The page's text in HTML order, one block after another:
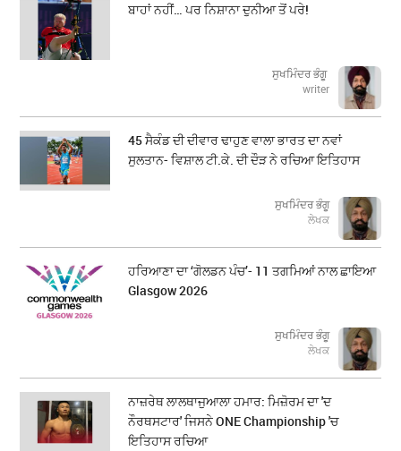
ਬਾਹਾਂ ਨਹੀਂ… ਪਰ ਨਿਸ਼ਾਨਾ ਦੁਨੀਆ ਤੋਂ ਪਰੇ!
ਸੁਖਮਿੰਦਰ ਭੰਗੂ
writer
45 ਸੈਕੰਡ ਦੀ ਦੀਵਾਰ ਢਾਹੁਣ ਵਾਲਾ ਭਾਰਤ ਦਾ ਨਵਾਂ
ਸੁਲਤਾਨ- ਵਿਸ਼ਾਲ ਟੀ.ਕੇ. ਦੀ ਦੌੜ ਨੇ ਰਚਿਆ ਇਤਿਹਾਸ
ਸੁਖਮਿੰਦਰ ਭੰਗੂ
ਲੇਖਕ
ਹਰਿਆਣਾ ਦਾ ‘ਗੋਲਡਨ ਪੰਚ’- 11 ਤਗਮਿਆਂ ਨਾਲ ਛਾਇਆ
Glasgow 2026
ਸੁਖਮਿੰਦਰ ਭੰਗੂ
ਲੇਖਕ
ਨਾਜ਼ਰੇਥ ਲਾਲਥਾਜੁਆਲਾ ਹਮਾਰ: ਮਿਜ਼ੋਰਮ ਦਾ 'ਦ
ਨੌਰਥਸਟਾਰ' ਜਿਸਨੇ ONE Championship 'ਚ
ਇਤਿਹਾਸ ਰਚਿਆ